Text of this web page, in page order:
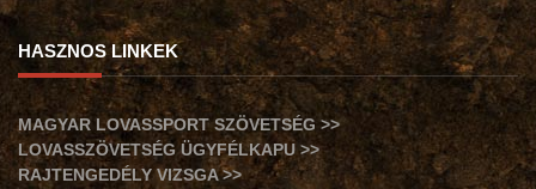
HASZNOS LINKEK
MAGYAR LOVASSPORT SZÖVETSÉG >>
LOVASSZÖVETSÉG ÜGYFÉLKAPU >>
RAJTENGEDÉLY VIZSGA >>